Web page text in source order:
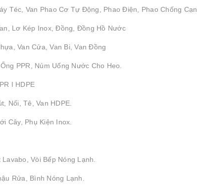
Téc, Van Phao Cơ Tự Động, Phao Điện, Phao Chống Cạn.
Lơ Kép Inox, Đồng, Đồng Hồ Nước
Van Cửa, Van Bi, Van Đồng
PPR, Núm Uống Nước Cho Heo.
I HDPE
Nối, Tê, Van HDPE.
Cây, Phụ Kiện Inox.
Vòi Bếp Nóng Lạnh.
Rửa, Bình Nóng Lạnh.